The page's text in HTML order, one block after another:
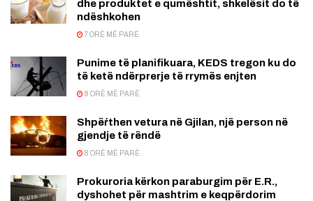
dhe produktet e qumështit, shkelësit do të
ndëshkohen
7 ORË MË PARË
Punime të planifikuara, KEDS tregon ku do
të ketë ndërprerje të rrymës enjten
8 ORË MË PARË
Shpëŕthen vetura në Gjilan, një person në
gjendje të rëndë
8 ORË MË PARË
Prokuroria kërkon paraburgim për E.R.,
dyshohet për mashtrim e keqpërdorim